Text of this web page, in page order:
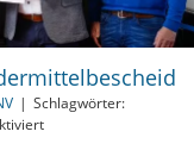
| Schlagwörter:
für